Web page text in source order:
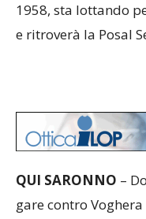
1958, sta lottando
e ritroverà la Posal
QUI SARONNO –
gare contro